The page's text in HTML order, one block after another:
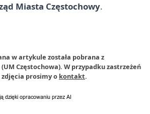
Miasta Częstochowy.
w artykule została pobrana z
Częstochowa). W przypadku zastrzeżeń
prosimy o kontakt.